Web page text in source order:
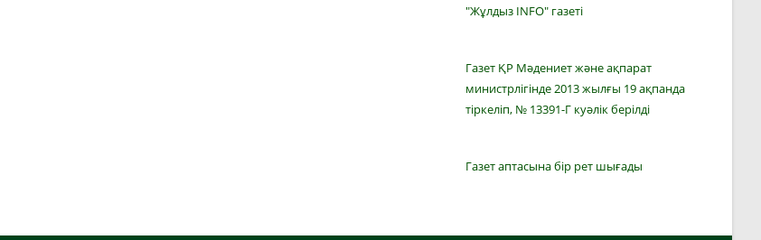
"Жұлдыз INFO" газеті
Газет ҚР Мәдениет және ақпарат
министрлігінде 2013 жылғы 19 ақпанда
тіркеліп, № 13391-Г куәлік берілді
Газет аптасына бір рет шығады